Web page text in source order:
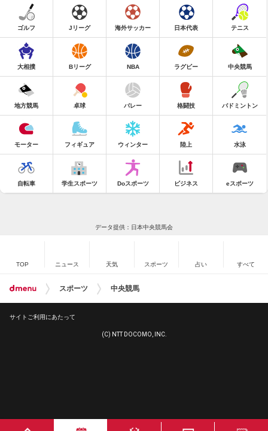
ゴルフ Jリーグ 海外サッカー 日本代表 テニス
大相撲 Bリーグ NBA ラグビー 中央競馬
地方競馬 卓球 バレー 格闘技 バドミントン
モーター フィギュア ウィンター 陸上 水泳
自転車 学生スポーツ Doスポーツ ビジネス eスポーツ
データ提供：日本中央競馬会
TOP ニュース 天気 スポーツ 占い すべて
スポーツ 中央競馬
サイトご利用にあたって
(C) NTT DOCOMO, INC.